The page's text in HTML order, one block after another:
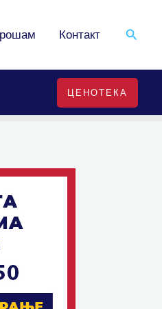
Контакт Search
ЦЕНОТЕКА